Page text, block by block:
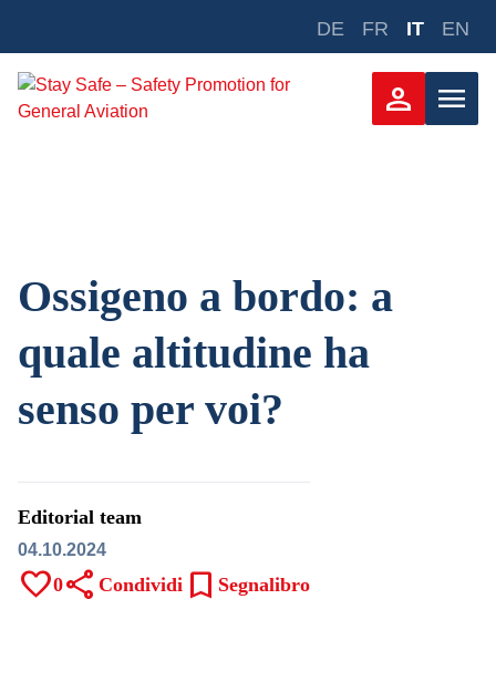
DE FR IT EN
person menu
Ossigeno a bordo: a
quale altitudine ha
senso per voi?
Editorial team
04.10.2024
favorite0share Condividi bookmark Segnalibro